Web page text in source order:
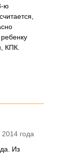
ю
КПК.
года
Из